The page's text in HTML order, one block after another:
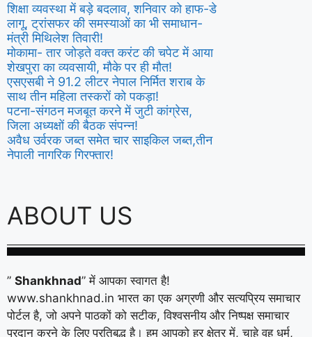
शिक्षा व्यवस्था में बड़े बदलाव, शनिवार को हाफ-डे
लागू, ट्रांसफर की समस्याओं का भी समाधान-
मंत्री मिथिलेश तिवारी!
मोकामा- तार जोड़ते वक्त करंट की चपेट में आया
शेखपुरा का व्यवसायी, मौके पर ही मौत!
एसएसबी ने 91.2 लीटर नेपाल निर्मित शराब के
साथ तीन महिला तस्करों को पकड़ा!
पटना-संगठन मजबूत करने में जुटी कांग्रेस,
जिला अध्यक्षों की बैठक संपन्न!
अवैध उर्वरक जब्त समेत चार साइकिल जब्त,तीन
नेपाली नागरिक गिरफ्तार!
ABOUT US
” Shankhnad” में आपका स्वागत है!
www.shankhnad.in भारत का एक अग्रणी और सत्यप्रिय समाचार
पोर्टल है, जो अपने पाठकों को सटीक, विश्वसनीय और निष्पक्ष समाचार
प्रदान करने के लिए प्रतिबद्ध है। हम आपको हर क्षेत्र में, चाहे वह धर्म,